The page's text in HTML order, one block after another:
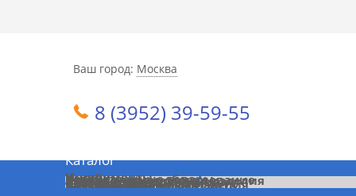
Ваш город: Москва
8 (3952) 39-59-55
Каталог
Категории товаров
Инструменты
Каучук
Хозяйственные товары
Низковольтное оборудование
Электроустановочные изделия
Кабель и провод
Светодиодная продукция
Щиты, боксы, шкафы
Светильники
Электромонтажные изделия
Лампы и прочее
Приборы контроля и учета
Элементы питания
Теплотехника